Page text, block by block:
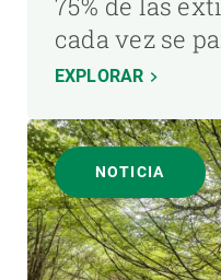
75% de las
cada vez se
EXPLORAR
NOTICIA